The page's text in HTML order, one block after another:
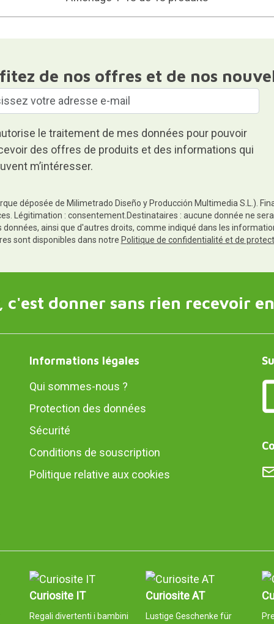
de nos offres et de nos
le traitement de mes données pour pouvoir
des offres de produits et des informations qui
m’intéresser.
déposée de Milimetrado Diseño y Producción Multimedia S.L.).
Légitimation : consentement.Destinataires : aucune donnée ne
ainsi que d'autres droits, comme indiqué dans les
sont disponibles dans notre Politique de confidentialité et de
c'est donner sans rien recevoir
Informations légales
Qui sommes-nous ?
Protection des données
Sécurité
Conditions de souscription
Politique relative aux cookies
Curiosite IT
Regali divertenti i bambini
Curiosite AT
Lustige Geschenke für